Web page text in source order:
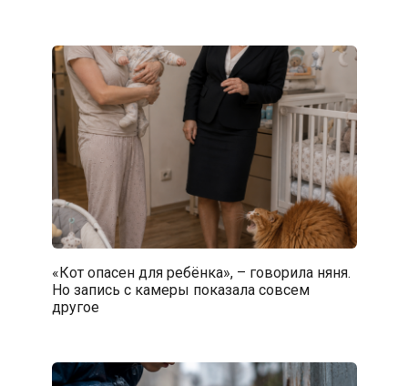
«Кот опасен для ребёнка», – говорила няня.
Но запись с камеры показала совсем
другое